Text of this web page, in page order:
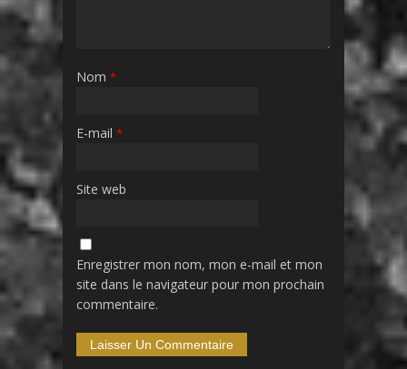
Nom *
E-mail *
Site web
Enregistrer mon nom, mon e-mail et mon
site dans le navigateur pour mon prochain
commentaire.